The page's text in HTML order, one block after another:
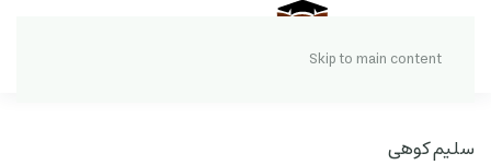
Skip to main content
سلیم کوهی